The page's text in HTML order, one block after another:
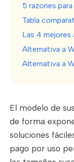
5 razones
Tabla
Las 4 mejores
Alternativa a
Alternativa a
El modelo de
de forma
soluciones
pago por uso